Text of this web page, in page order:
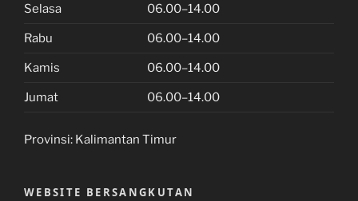
Selasa 06.00–14.00
Rabu 06.00–14.00
Kamis 06.00–14.00
Jumat 06.00–14.00
Provinsi: Kalimantan Timur
WEBSITE BERSANGKUTAN